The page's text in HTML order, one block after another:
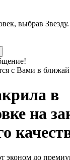
выбрав Звезду.
с Вами в
в
на
эконом до